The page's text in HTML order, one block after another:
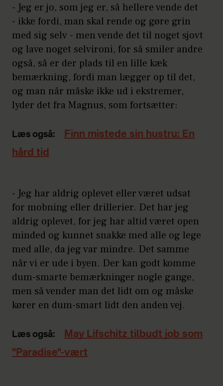
- Jeg er jo, som jeg er, så hellere vende det
- ikke fordi, man skal rende og gøre grin
med sig selv - men vende det til noget sjovt
og lave noget selvironi, for så smiler andre
også, så er der plads til en lille kæk
bemærkning, fordi man lægger op til det,
og man når måske ikke ud i ekstremer,
lyder det fra Magnus, som fortsætter:
Læs også:
Finn mistede sin hustru: En
hård tid
- Jeg har aldrig oplevet eller været udsat
for mobning eller drillerier. Det har jeg
aldrig oplevet, for jeg har altid været open
minded og kunnet snakke med alle og lege
med alle, da jeg var mindre. Det samme
når vi er ude i byen. Der kan godt komme
dum-smarte bemærkninger nogle gange,
men så vender man det lidt om og måske
kører en dum-smart lidt den anden vej.
Læs også:
May Lifschitz tilbudt job som
"Paradise"-vært